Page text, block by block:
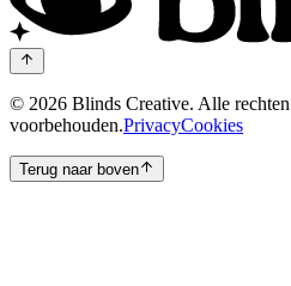
© 2026 Blinds Creative. Alle rechten
voorbehouden.PrivacyCookies
Terug naar boven